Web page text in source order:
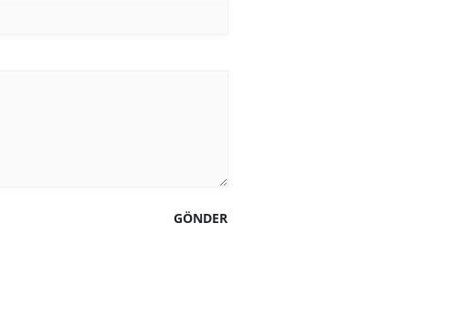
GÖNDER